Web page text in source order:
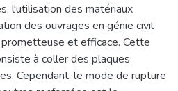
l'utilisation des matériaux
des ouvrages en génie civil
et efficace. Cette
à coller des plaques
Cependant, le mode de rupture